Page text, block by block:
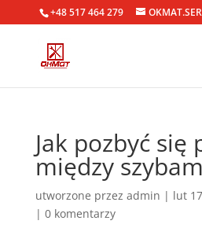
+48 517 464 279
Jak pozbyć się
między
utworzone przez admin | lut
| 0 komentarzy